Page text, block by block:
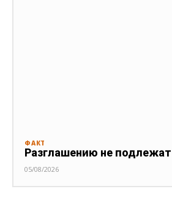
ФАКТ
Разглашению не подлежат
05/08/2026